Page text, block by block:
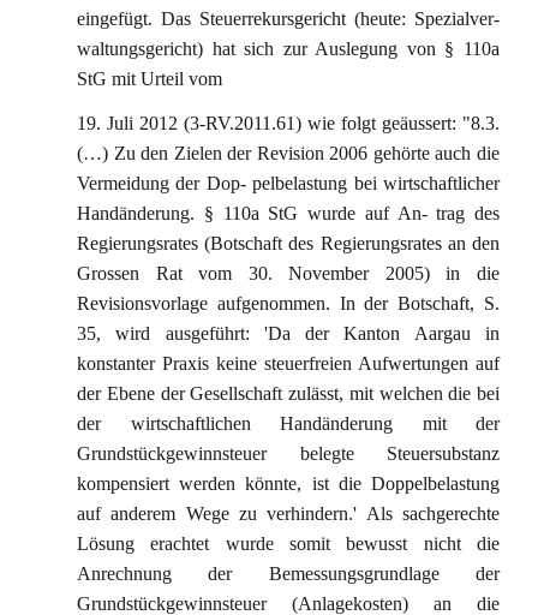
eingefügt. Das Steuerrekursgericht (heute: Spezialver-
waltungsgericht) hat sich zur Auslegung von § 110a
StG mit Urteil vom
19. Juli 2012 (3-RV.2011.61) wie folgt geäussert: "8.3.
(…) Zu den Zielen der Revision 2006 gehörte auch die
Vermeidung der Dop- pelbelastung bei wirtschaftlicher
Handänderung. § 110a StG wurde auf An- trag des
Regierungsrates (Botschaft des Regierungsrates an den
Grossen Rat vom 30. November 2005) in die
Revisionsvorlage aufgenommen. In der Botschaft, S.
35, wird ausgeführt: 'Da der Kanton Aargau in
konstanter Praxis keine steuerfreien Aufwertungen auf
der Ebene der Gesellschaft zulässt, mit welchen die bei
der wirtschaftlichen Handänderung mit der
Grundstückgewinnsteuer belegte Steuersubstanz
kompensiert werden könnte, ist die Doppelbelastung
auf anderem Wege zu verhindern.' Als sachgerechte
Lösung erachtet wurde somit bewusst nicht die
Anrechnung der Bemessungsgrundlage der
Grundstückgewinnsteuer (Anlagekosten) an die